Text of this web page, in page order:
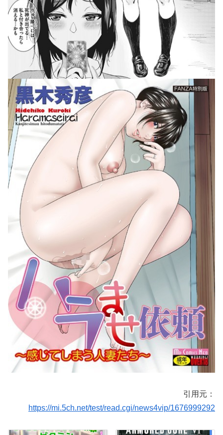
引用元：
https://mi.5ch.net/test/read.cgi/news4vip/1676999292